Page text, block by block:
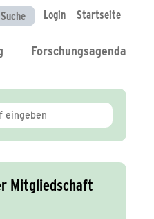
Suche Login Startseite
Forschungsagenda
Mitgliedschaft